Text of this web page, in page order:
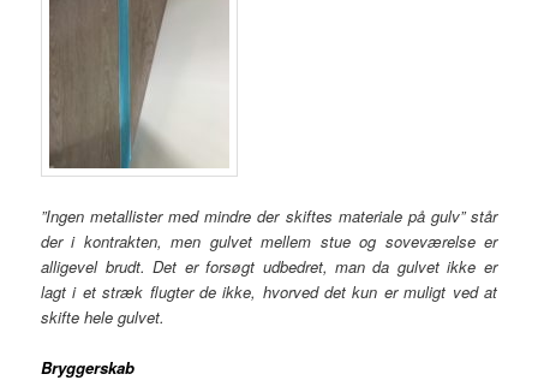
”Ingen metallister med mindre der skiftes materiale på gulv” står
der i kontrakten, men gulvet mellem stue og soveværelse er
alligevel brudt. Det er forsøgt udbedret, man da gulvet ikke er
lagt i et stræk flugter de ikke, hvorved det kun er muligt ved at
skifte hele gulvet.
Bryggerskab